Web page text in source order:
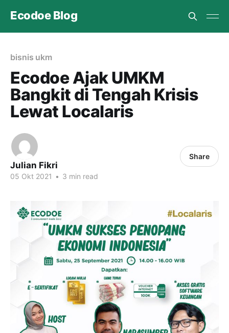
Ecodoe Blog
bisnis ukm
Ecodoe Ajak UMKM
Bangkit di Tengah Krisis
Lewat Localaris
Julian Fikri
05 Okt 2021 • 3 min read
Share